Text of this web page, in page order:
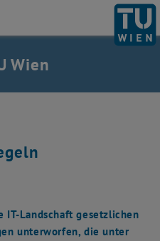
auflisten
Wien
IT-Landschaft gesetzlichen
unterworfen, die unter